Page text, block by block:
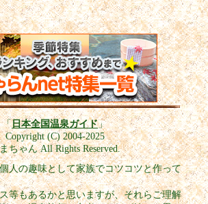
「日本全国温泉ガイド」
Copyright (C) 2004-2025
ちゃん All Rights Reserved.
人の趣味として家族でコツコツと作って
等もあるかと思いますが、それらご理解